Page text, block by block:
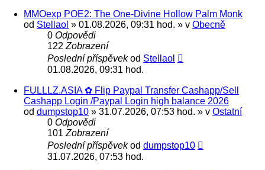
MMOexp POE2: The One-Divine Hollow Palm Monk
od Stellaol » 01.08.2026, 09:31 hod. » v Obecně
0 Odpovědi
122 Zobrazení
Poslední příspěvekod Stellaol
01.08.2026, 09:31 hod.
FULLLZ.ASIA ✿ Flip Paypal Transfer Cashapp/Sell
Cashapp Login /Paypal Login high balance 2026
od dumpstop10 » 31.07.2026, 07:53 hod. » v Ostatní
0 Odpovědi
101 Zobrazení
Poslední příspěvekod dumpstop10
31.07.2026, 07:53 hod.